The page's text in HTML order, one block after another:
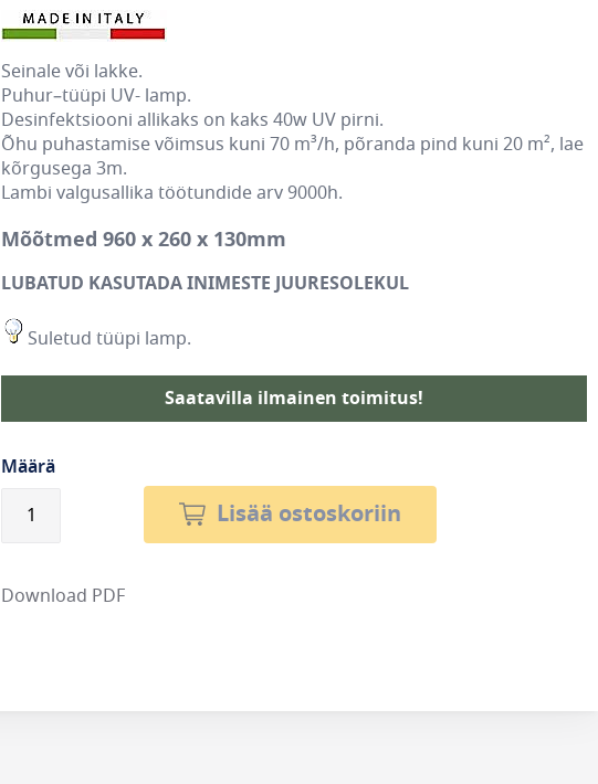
Seinale või lakke.
Puhur–tüüpi UV- lamp.
Desinfektsiooni allikaks on kaks 40w UV pirni.
Õhu puhastamise võimsus kuni 70 m³/h, põranda pind kuni 20 m², lae
kõrgusega 3m.
Lambi valgusallika töötundide arv 9000h.
Mõõtmed 960 x 260 x 130mm
LUBATUD KASUTADA INIMESTE JUURESOLEKUL
Suletud tüüpi lamp.
Saatavilla ilmainen toimitus!
Määrä
Lisää ostoskoriin
Download PDF